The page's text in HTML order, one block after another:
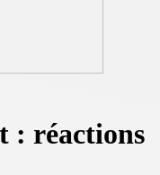
: réactions